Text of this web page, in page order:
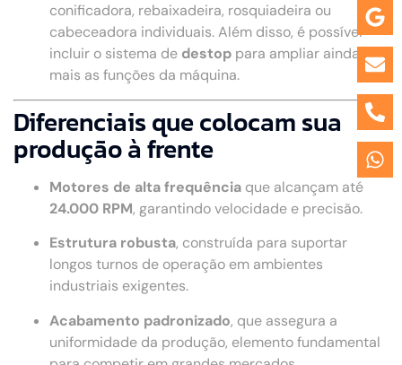
conificadora, rebaixadeira, rosquiadeira ou
cabeceadora individuais. Além disso, é possível
incluir o sistema de destop para ampliar ainda
mais as funções da máquina.
Diferenciais que colocam sua
produção à frente
Motores de alta frequência que alcançam até
24.000 RPM, garantindo velocidade e precisão.
Estrutura robusta, construída para suportar
longos turnos de operação em ambientes
industriais exigentes.
Acabamento padronizado, que assegura a
uniformidade da produção, elemento fundamental